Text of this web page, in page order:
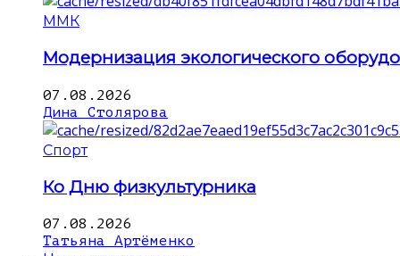
ММК
Модернизация экологического
07.08.2026
Дина Столярова
Спорт
Ко Дню физкультурника
07.08.2026
Татьяна Артёменко